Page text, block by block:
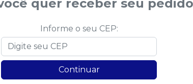
quer receber seu
Informe o seu CEP:
Continuar